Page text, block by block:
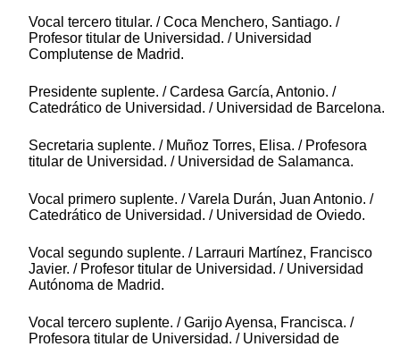
Vocal tercero titular. / Coca Menchero, Santiago. /
Profesor titular de Universidad. / Universidad
Complutense de Madrid.
Presidente suplente. / Cardesa García, Antonio. /
Catedrático de Universidad. / Universidad de Barcelona.
Secretaria suplente. / Muñoz Torres, Elisa. / Profesora
titular de Universidad. / Universidad de Salamanca.
Vocal primero suplente. / Varela Durán, Juan Antonio. /
Catedrático de Universidad. / Universidad de Oviedo.
Vocal segundo suplente. / Larrauri Martínez, Francisco
Javier. / Profesor titular de Universidad. / Universidad
Autónoma de Madrid.
Vocal tercero suplente. / Garijo Ayensa, Francisca. /
Profesora titular de Universidad. / Universidad de